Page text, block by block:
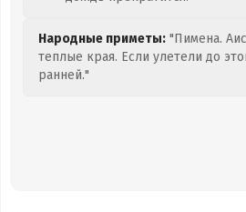
Народные приметы: "Пимена.
теплые края. Если улетели до
ранней."